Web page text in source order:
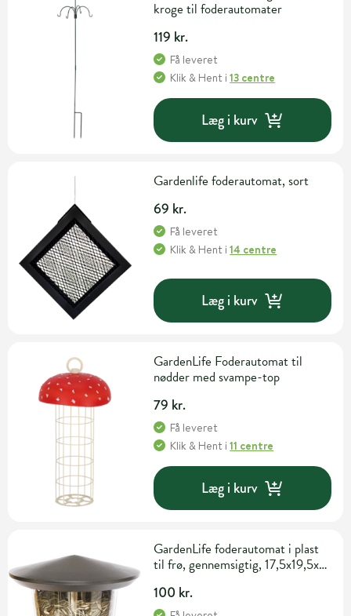
kroge til foderautomater
119 kr.
Få leveret
Klik & Hent i13 centre
Læg i kurv
Gardenlife foderautomat, sort
69 kr.
Få leveret
Klik & Hent i14 centre
Læg i kurv
GardenLife Foderautomat til
nødder med svampe-top
79 kr.
Få leveret
Klik & Hent i11 centre
Læg i kurv
GardenLife foderautomat i plast
til frø, gennemsigtig, 17,5x19,5x19
100 kr.